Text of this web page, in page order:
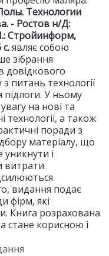
Технологии
- Ростов н/Д:
Стройинформ,
являє собою
зібрання
довідкового
питань технології
підлоги. У ньому
на нові та
технології, а також
поради з
матеріалу, що
і
видання подає
фірм, які
Книга розрахована
стане корисною і